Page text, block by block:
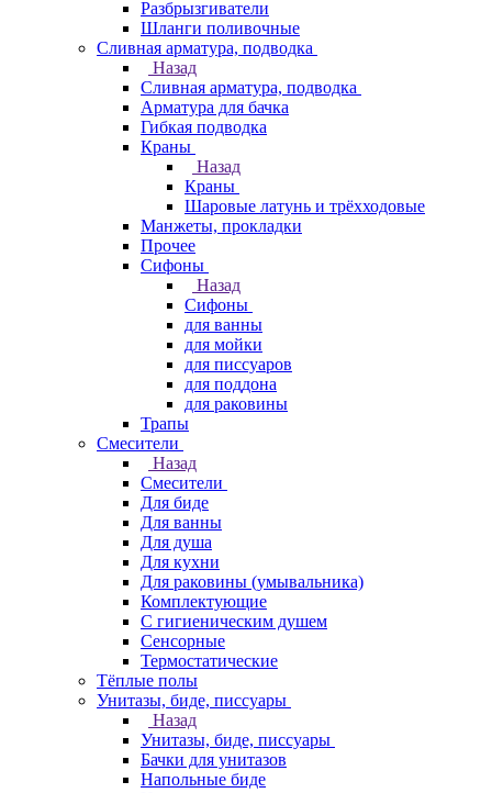
Разбрызгиватели
Шланги поливочные
Сливная арматура, подводка
Назад
Сливная арматура, подводка
Арматура для бачка
Гибкая подводка
Краны
Назад
Краны
Шаровые латунь и трёхходовые
Манжеты, прокладки
Прочее
Сифоны
Назад
Сифоны
для ванны
для мойки
для писсуаров
для поддона
для раковины
Трапы
Смесители
Назад
Смесители
Для биде
Для ванны
Для душа
Для кухни
Для раковины (умывальника)
Комплектующие
С гигиеническим душем
Сенсорные
Термостатические
Тёплые полы
Унитазы, биде, писсуары
Назад
Унитазы, биде, писсуары
Бачки для унитазов
Напольные биде